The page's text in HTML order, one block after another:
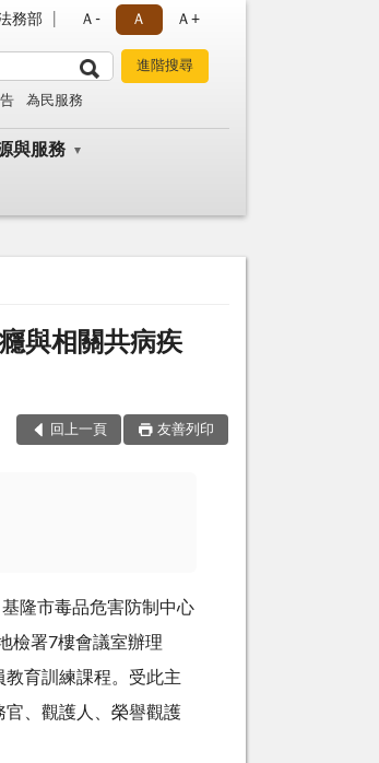
務部 Ａ- Ａ Ａ+
為民服務
與服務
與相關共病疾
回上一頁 友善列印
隆市毒品危害防制中心
檢署7樓會議室辦理
教育訓練課程。受此主
、觀護人、榮譽觀護